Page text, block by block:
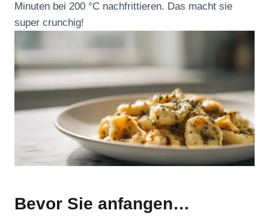
Minuten bei 200 °C nachfrittieren. Das macht sie
super crunchig!
Bevor Sie anfangen…